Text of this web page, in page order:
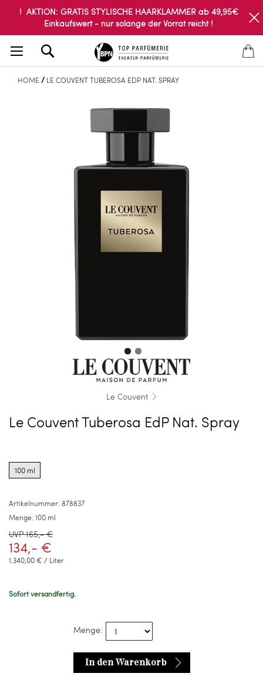
! AKTION: GRATIS STYLISCHE HAARKLAMMER ab 49,95€
Einkaufswert - nur solange der Vorrat reicht !
HOME LE COUVENT TUBEROSA EDP NAT. SPRAY
Le Couvent
Le Couvent Tuberosa EdP Nat. Spray
options
for
100 ml
Artikelnummer: 878837
Menge: 100 ml
UVP 165,- €
134,- €
1.340,00 € / Liter
Sofort versandfertig.
Menge:
In den Warenkorb